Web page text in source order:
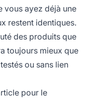
vous ayez déjà une
restent identiques.
des produits que
toujours mieux que
ou sans lien
pour le